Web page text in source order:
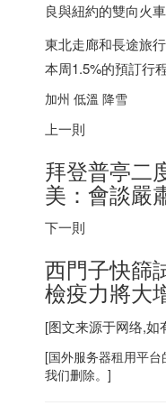
良與紐約的雙向火車
東北走廊和長途旅
本周1.5%的預訂行程
加州 低溫 降雪
上一則
拜登普亭二
美：會談嚴
下一則
西門子快篩
檢疫力將大
[图文来源于网络,如
[国外服务器租用平台
我们删除。]